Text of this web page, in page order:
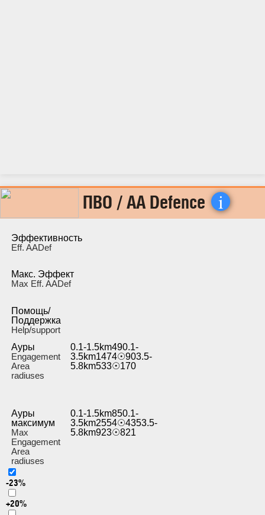
ПВО / AA Defence i
Эффективность
Eff. AADef
Макс. Эффект
Max Eff. AADef
Помощь/
Поддержка
Help/support
Ауры
Engagement
Area
radiuses
0.1-1.5km490.1-
3.5km1474☉903.5-
5.8km533☉170
Ауры
максимум
Max
Engagement
Area
radiuses
0.1-1.5km850.1-
3.5km2554☉4353.5-
5.8km923☉821
-23%
+20%